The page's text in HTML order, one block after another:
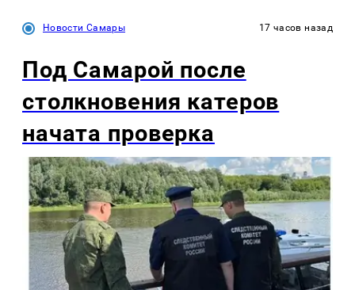
Новости Самары 17 часов назад
Под Самарой после
столкновения катеров
начата проверка